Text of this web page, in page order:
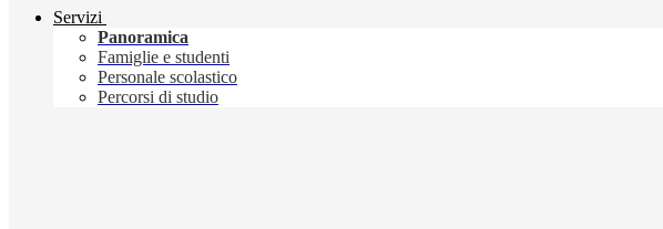
Servizi
Panoramica
Famiglie e studenti
Personale scolastico
Percorsi di studio